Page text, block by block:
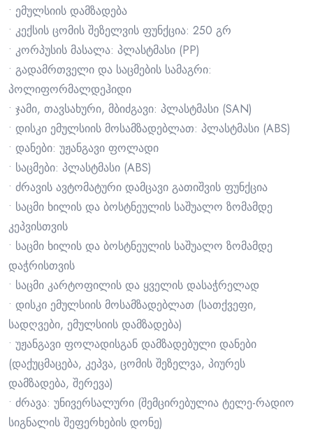
• ემულსიის დამზადება
• კექსის ცომის შეზელვის ფუნქცია: 250 გრ
• კორპუსის მასალა: პლასტმასი (PP)
• გადამრთველი და საცმების სამაგრი:
პოლიფორმალდეჰიდი
• ჯამი, თავსახური, მბიძგავი: პლასტმასი (SAN)
• დისკი ემულსიის მოსამზადებლათ: პლასტმასი (ABS)
• დანები: უჟანგავი ფოლადი
• საცმები: პლასტმასი (ABS)
• ძრავის ავტომატური დამცავი გათიშვის ფუნქცია
• საცმი ხილის და ბოსტნეულის საშუალო ზომამდე
კეპვისთვის
• საცმი ხილის და ბოსტნეულის საშუალო ზომამდე
დაჭრისთვის
• საცმი კარტოფილის და ყველის დასაჭრელად
• დისკი ემულსიის მოსამზადებლათ (სათქვეფი,
სადღვები, ემულსიის დამზადება)
• უჟანგავი ფოლადისგან დამზადებული დანები
(დაქუცმაცება, კეპვა, ცომის შეზელვა, პიურეს
დამზადება, შერევა)
• ძრავა: უნივერსალური (შემცირებულია ტელე-რადიო
სიგნალის შეფერხების დონე)